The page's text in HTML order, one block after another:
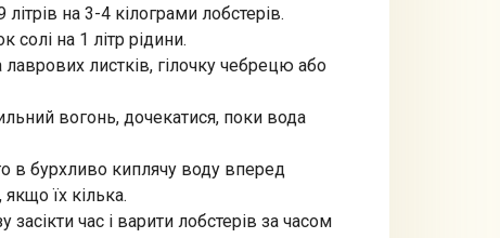
на 3-4 кілограми лобстерів.
на 1 літр рідини.
листків, гілочку чебрецю або
вогонь, дочекатися, поки вода
в бурхливо киплячу воду вперед
їх кілька.
час і варити лобстерів за часом